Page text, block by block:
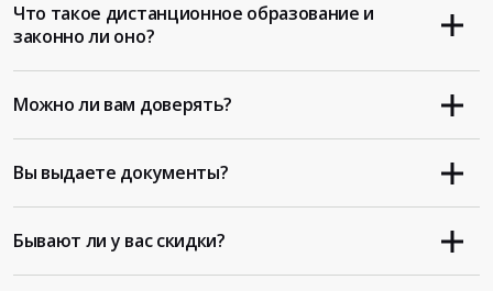
Что такое дистанционное образование и
законно ли оно?
Можно ли вам доверять?
Вы выдаете документы?
Бывают ли у вас скидки?